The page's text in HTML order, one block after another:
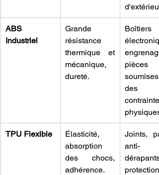
d'extérieur.
ABS
Industriel
Grande
résistance
thermique et
mécanique,
dureté.
Boîtiers
pièces
des
contraintes
physiques.
TPU Flexible
Élasticité,
absorption
des chocs,
adhérence.
Joints,
anti-
dérapants,
protections